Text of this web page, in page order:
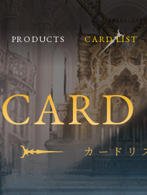
PRODUCTS CARD LIST
カードリ